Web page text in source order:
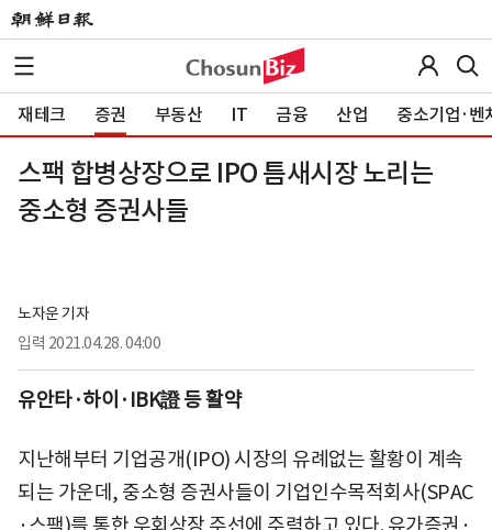
재테크 증권 부동산 IT 금융 산업 중소기업·벤
스팩 합병상장으로 IPO 틈새시장 노리는
중소형 증권사들
노자운 기자
입력 2021.04.28. 04:00
유안타·하이·IBK證 등 활약
지난해부터 기업공개(IPO) 시장의 유례없는 활황이 계속
되는 가운데, 중소형 증권사들이 기업인수목적회사(SPAC